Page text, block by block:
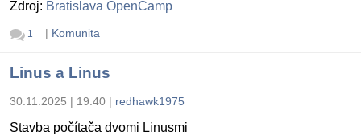
Zdroj: Bratislava OpenCamp
1 | Komunita
Linus a Linus
30.11.2025 | 19:40 | redhawk1975
Stavba počítača dvomi Linusmi